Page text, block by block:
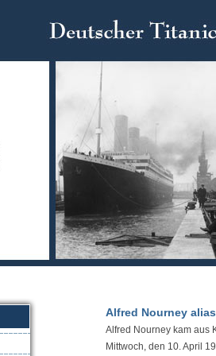
Alfred Nourney
Alfred Nourney kam aus
Mittwoch, den 10. April